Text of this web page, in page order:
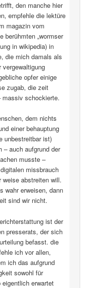
den manche hier
empfehle die lektüre
magazin vom
berühmten „wormser
in wikipedia) in
die mich damals als
opfer einige
zugab, die zeit
massiv schockierte.
dem nichts
einer behauptung
unbestreitbar ist)
– auch aufgrund der
musste –
missbrauch
abstreiten will.
wahr erweisen, dann
sind wir nicht.
ist der
presserats, der sich
befasst. die
ich vor allen,
ich das aufgrund
sowohl für
erwartet